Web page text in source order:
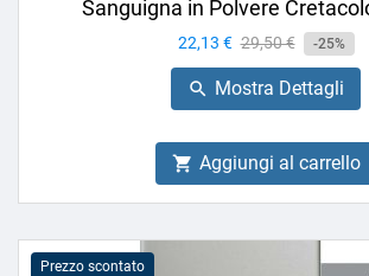
Sanguigna in Polvere
Prezzo
22,13 € Prezzo
base
29,50 € -25%
 Mostra Dettagli
 Aggiungi al carrello
Prezzo scontato